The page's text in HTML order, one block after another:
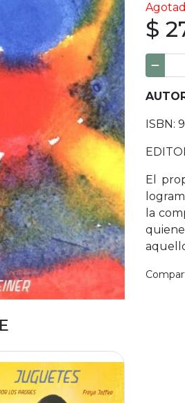
$
ISBN:
El
la